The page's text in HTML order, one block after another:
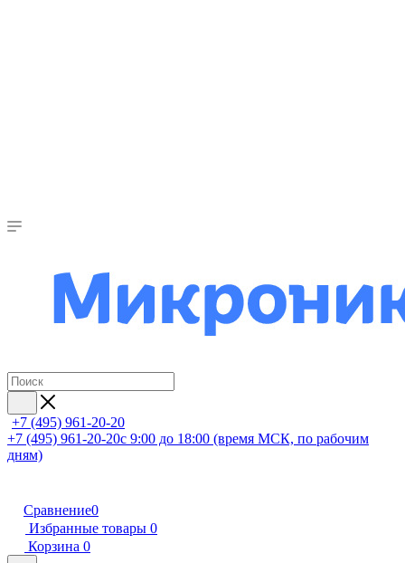
+7 (495) 961-20-20
+7 (495) 961-20-20с 9:00 до 18:00 (время МСК, по рабочим
дням)
Сравнение0
Избранные товары 0
Корзина 0